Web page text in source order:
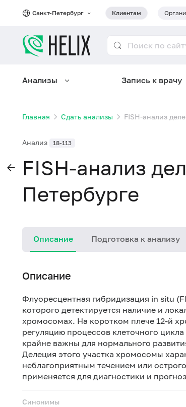
Санкт-Петербург Клиентам
Анализы Запись к врачу
Главная Сдать анализы FISH-анализ
Анализ 18-113
FISH-анализ
Петербурге
Описание Подготовка к анализу
Описание
Флуоресцентная гибридизация in situ
которого детектируется наличие и
хромосомах. На коротком плече 12-й
регуляцию процессов клеточного
крайне важны для нормального
Делеция этого участка хромосомы
неблагоприятным течением или
применяется для диагностики и
Синонимы